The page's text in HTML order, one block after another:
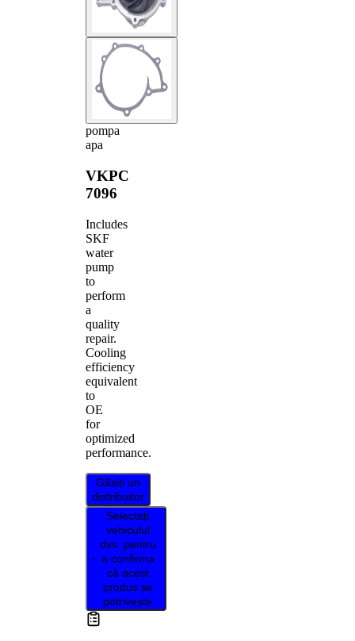
pompa
apa
VKPC
7096
Includes
SKF
water
pump
to
perform
a
quality
repair.
Cooling
efficiency
equivalent
to
OE
for
optimized
performance.
Găsiți un
distribuitor
Selectați
vehiculul
dvs. pentru
a confirma
că acest
produs se
potrivește